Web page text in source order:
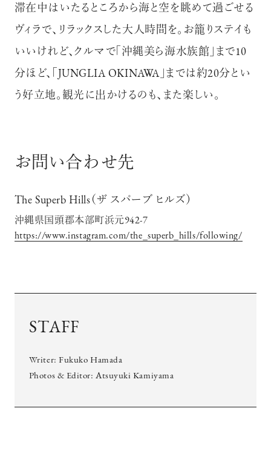
滞在中はいたるところから海と空を眺めて過ごせる
ヴィラで、リラックスした大人時間を。お籠りステイも
いいけれど、クルマで「沖縄美ら海水族館」まで10
分ほど、「JUNGLIA OKINAWA」までは約20分とい
う好立地。観光に出かけるのも、また楽しい。
お問い合わせ先
The Superb Hills（ザ スパーブ ヒルズ）
沖縄県国頭郡本部町浜元942-7
https://www.instagram.com/the_superb_hills/following/
STAFF
Writer: Fukuko Hamada
Photos & Editor: Atsuyuki Kamiyama